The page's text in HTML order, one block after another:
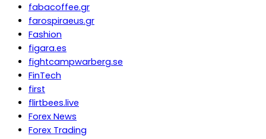
fabacoffee.gr
farospiraeus.gr
Fashion
figara.es
fightcampwarberg.se
FinTech
first
flirtbees.live
Forex News
Forex Trading